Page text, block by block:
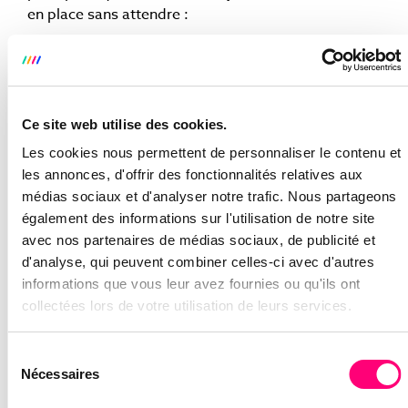
Ce site web utilise des cookies.
Les cookies nous permettent de personnaliser le contenu et
les annonces, d'offrir des fonctionnalités relatives aux
médias sociaux et d'analyser notre trafic. Nous partageons
également des informations sur l'utilisation de notre site
avec nos partenaires de médias sociaux, de publicité et
d'analyse, qui peuvent combiner celles-ci avec d'autres
informations que vous leur avez fournies ou qu'ils ont
collectées lors de votre utilisation de leurs services.
Nécessaires
en place sans attendre :
1. intégrer les mentions légales sur toutes les pages
au client dans les mentions légales et lors de
l’invitation à l’achat
3. créer un nouveau bouton « commande avec
obligation de paiement »
De plus, pour faire face au nouveau délai de
rétraction, le commerçant devra proposer sur le
site un formulaire-type de rétraction pour faciliter la
démarche du client.
UNE RÉGLEMENTATION QUI
PROFITE AUX CONSOMMATEURS